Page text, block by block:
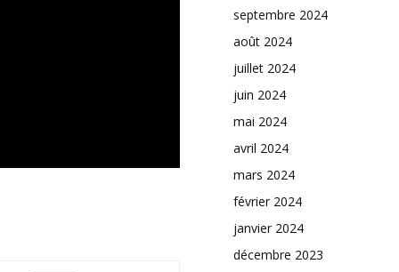
septembre 2024
août 2024
juillet 2024
juin 2024
mai 2024
avril 2024
mars 2024
février 2024
janvier 2024
décembre 2023